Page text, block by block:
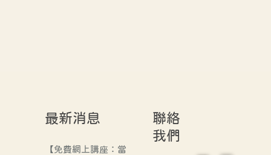
最新消息
【免費網上講座：當
聯絡
我們